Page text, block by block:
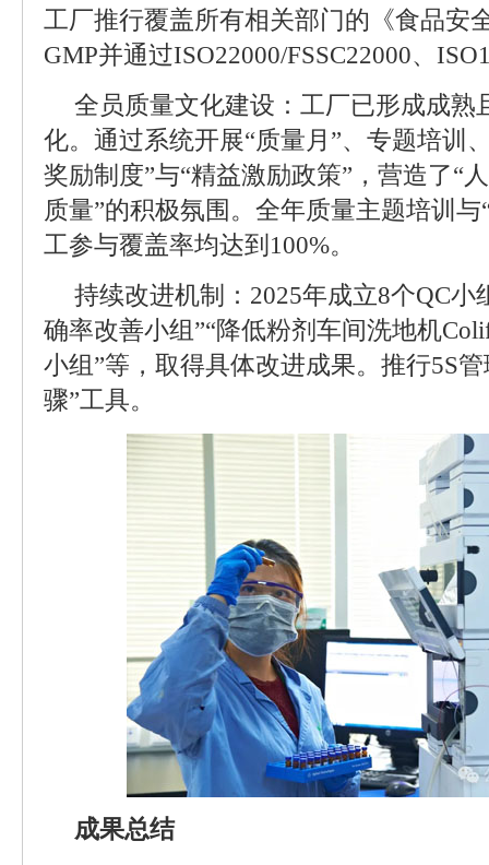
工厂推行覆盖所有相关部门的《食品安
GMP并通过ISO22000/FSSC22000、
全员质量文化建设：工厂已形成成熟
化。通过系统开展“质量月”、专题培训
奖励制度”与“精益激励政策”，营造了“
质量”的积极氛围。全年质量主题培训
工参与覆盖率均达到100%。
持续改进机制：2025年成立8个QC小
确率改善小组”“降低粉剂车间洗地机
小组”等，取得具体改进成果。推行5S
骤”工具。
成果总结